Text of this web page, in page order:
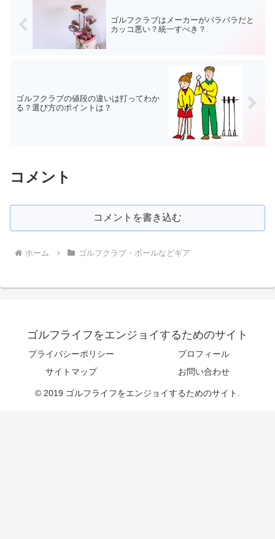
ゴルフクラブはメーカーがバラバラだと
カッコ悪い？統一すべき？
ゴルフクラブの値段の違いは打ってわか
る？選び方のポイントは？
コメント
コメントを書き込む
ホーム ゴルフクラブ・ボールなどギア
ゴルフライフをエンジョイするためのサイト
プライバシーポリシー
プロフィール
サイトマップ
お問い合わせ
© 2019 ゴルフライフをエンジョイするためのサイト.